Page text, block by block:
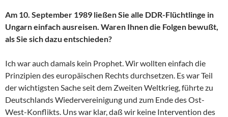
Am 10. September 1989 ließen Sie alle DDR-Flüchtlinge in
Ungarn einfach ausreisen. Waren Ihnen die Folgen bewußt,
als Sie sich dazu entschieden?
Ich war auch damals kein Prophet. Wir wollten einfach die
Prinzipien des europäischen Rechts durchsetzen. Es war Teil
der wichtigsten Sache seit dem Zweiten Weltkrieg, führte zu
Deutschlands Wiedervereinigung und zum Ende des Ost-
West-Konflikts. Uns war klar, daß wir keine Intervention des